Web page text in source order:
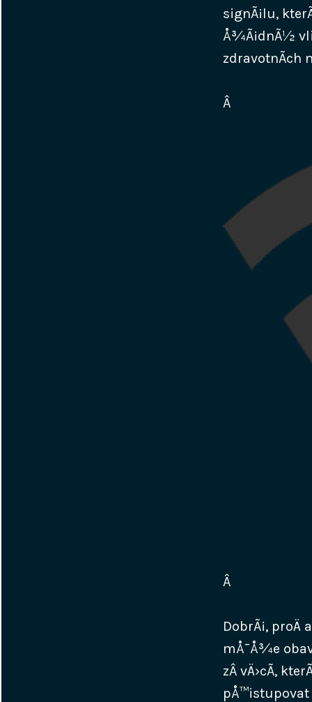
signÃ¡lu,
Å¾Ã¡dnÃ½
zdravotnÃ­ch
Â
Â
DobrÃ¡, proÄ
mÅ¯Å¾e
zÂ vÄ›cÃ­,
pÅ™istupovat